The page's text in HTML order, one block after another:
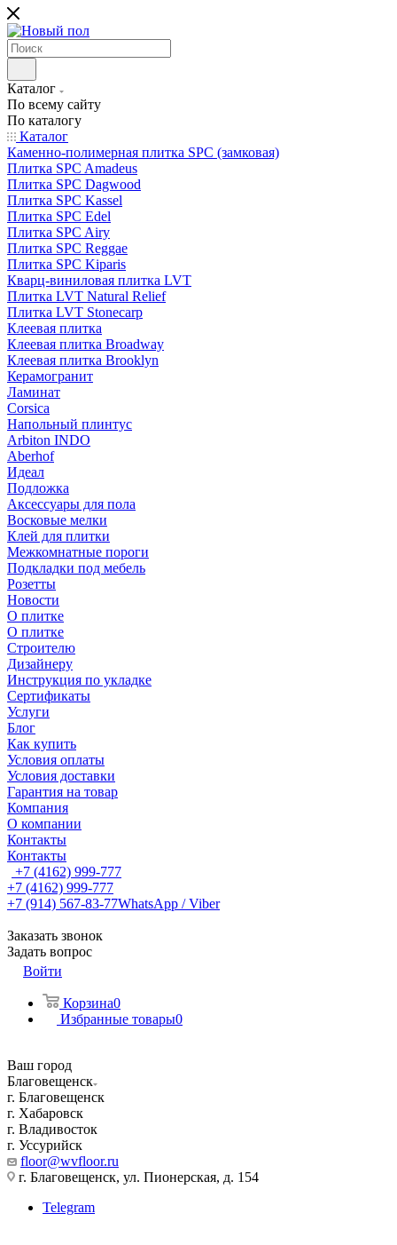
Каталог
По всему сайту
По каталогу
Каталог
Каменно-полимерная плитка SPC (замковая)
Плитка SPC Amadeus
Плитка SPC Dagwood
Плитка SPC Kassel
Плитка SPC Edel
Плитка SPC Airy
Плитка SPC Reggae
Плитка SPC Kiparis
Кварц-виниловая плитка LVT
Плитка LVT Natural Relief
Плитка LVT Stonecarp
Клеевая плитка
Клеевая плитка Broadway
Клеевая плитка Brooklyn
Керамогранит
Ламинат
Corsica
Напольный плинтус
Arbiton INDO
Aberhof
Идеал
Подложка
Аксессуары для пола
Восковые мелки
Клей для плитки
Межкомнатные пороги
Подкладки под мебель
Розетты
Новости
О плитке
О плитке
Строителю
Дизайнеру
Инструкция по укладке
Сертификаты
Услуги
Блог
Как купить
Условия оплаты
Условия доставки
Гарантия на товар
Компания
О компании
Контакты
Контакты
+7 (4162) 999-777
+7 (4162) 999-777
+7 (914) 567-83-77WhatsApp / Viber
Заказать звонок
Задать вопрос
Войти
Корзина0
Избранные товары0
Ваш город
Благовещенск
г. Благовещенск
г. Хабаровск
г. Владивосток
г. Уссурийск
floor@wvfloor.ru
г. Благовещенск, ул. Пионерская, д. 154
Telegram